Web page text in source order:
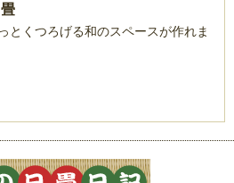
とくつろげる和のスペースが作れま